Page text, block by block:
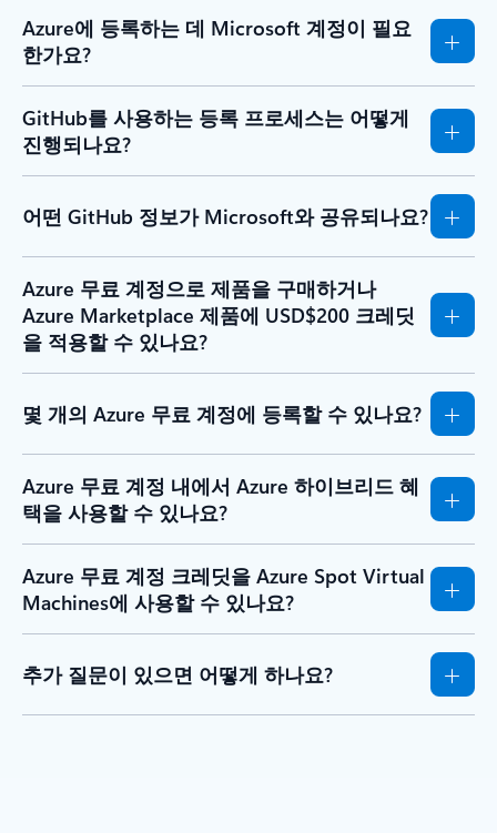
Azure에 등록하는 데 Microsoft 계정이 필요
한가요?
GitHub를 사용하는 등록 프로세스는 어떻게
진행되나요?
어떤 GitHub 정보가 Microsoft와 공유되나요?
Azure 무료 계정으로 제품을 구매하거나
Azure Marketplace 제품에 USD$200 크레딧
을 적용할 수 있나요?
몇 개의 Azure 무료 계정에 등록할 수 있나요?
Azure 무료 계정 내에서 Azure 하이브리드 혜
택을 사용할 수 있나요?
Azure 무료 계정 크레딧을 Azure Spot Virtual
Machines에 사용할 수 있나요?
추가 질문이 있으면 어떻게 하나요?